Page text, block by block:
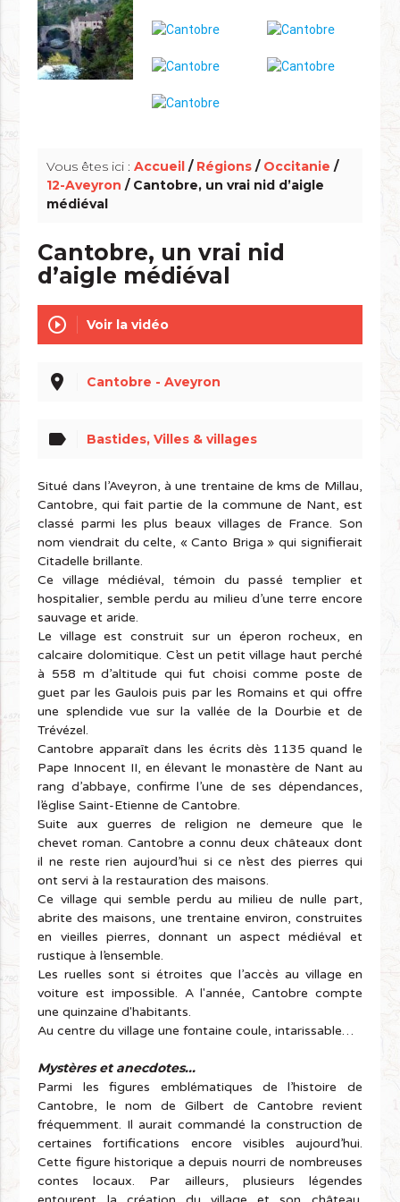
Vous êtes ici :Accueil / Régions / Occitanie /
12-Aveyron / Cantobre, un vrai nid d’aigle
médiéval
Cantobre, un vrai nid
d’aigle médiéval
play_circle_outline Voir la vidéo
place Cantobre - Aveyron
label Bastides, Villes & villages
Situé dans l’Aveyron, à une trentaine de kms de Millau,
Cantobre, qui fait partie de la commune de Nant, est
classé parmi les plus beaux villages de France. Son
nom viendrait du celte, « Canto Briga » qui signifierait
Citadelle brillante.
Ce village médiéval, témoin du passé templier et
hospitalier, semble perdu au milieu d’une terre encore
sauvage et aride.
Le village est construit sur un éperon rocheux, en
calcaire dolomitique. C’est un petit village haut perché
à 558 m d’altitude qui fut choisi comme poste de
guet par les Gaulois puis par les Romains et qui offre
une splendide vue sur la vallée de la Dourbie et de
Trévézel.
Cantobre apparaît dans les écrits dès 1135 quand le
Pape Innocent II, en élevant le monastère de Nant au
rang d’abbaye, confirme l’une de ses dépendances,
l’église Saint-Etienne de Cantobre.
Suite aux guerres de religion ne demeure que le
chevet roman. Cantobre a connu deux châteaux dont
il ne reste rien aujourd’hui si ce n’est des pierres qui
ont servi à la restauration des maisons.
Ce village qui semble perdu au milieu de nulle part,
abrite des maisons, une trentaine environ, construites
en vieilles pierres, donnant un aspect médiéval et
rustique à l’ensemble.
Les ruelles sont si étroites que l’accès au village en
voiture est impossible. A l'année, Cantobre compte
une quinzaine d'habitants.
Au centre du village une fontaine coule, intarissable…
Mystères et anecdotes...
Parmi les figures emblématiques de l’histoire de
Cantobre, le nom de Gilbert de Cantobre revient
fréquemment. Il aurait commandé la construction de
certaines fortifications encore visibles aujourd’hui.
Cette figure historique a depuis nourri de nombreuses
contes locaux. Par ailleurs, plusieurs légendes